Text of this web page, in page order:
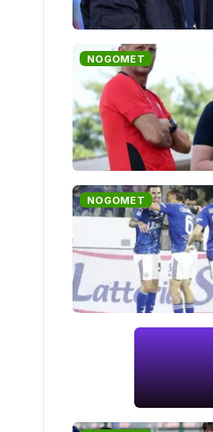
NOGOMET
NOGOMET